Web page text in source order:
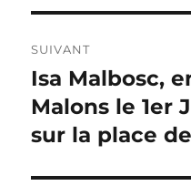
SUIVANT
Publication
suivante :
Isa Malbosc,
Malons le 1er
sur la place